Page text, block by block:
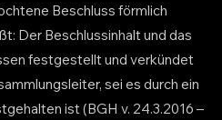
Beschluss förmlich
Der Beschlussinhalt und das
festgestellt und verkündet
sei es durch ein
ist (BGH v. 24.3.2016 –